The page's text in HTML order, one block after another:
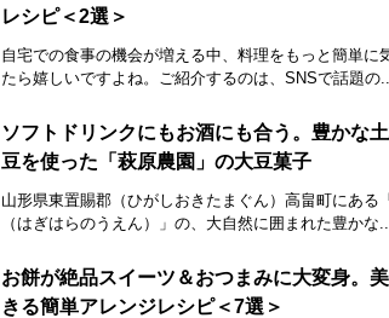
レシピ＜2選＞
自宅での食事の機会が増える中、料理をもっと簡単に
たら嬉しいですよね。ご紹介するのは、SNSで話題の
ソフトドリンクにもお酒にも合う。豊かな
豆を使った「萩原農園」の大豆菓子
山形県東置賜郡（ひがしおきたまぐん）高畠町にある
（はぎはらのうえん）」の、大自然に囲まれた豊かな
お餅が絶品スイーツ＆おつまみに大変身。
きる簡単アレンジレシピ＜7選＞